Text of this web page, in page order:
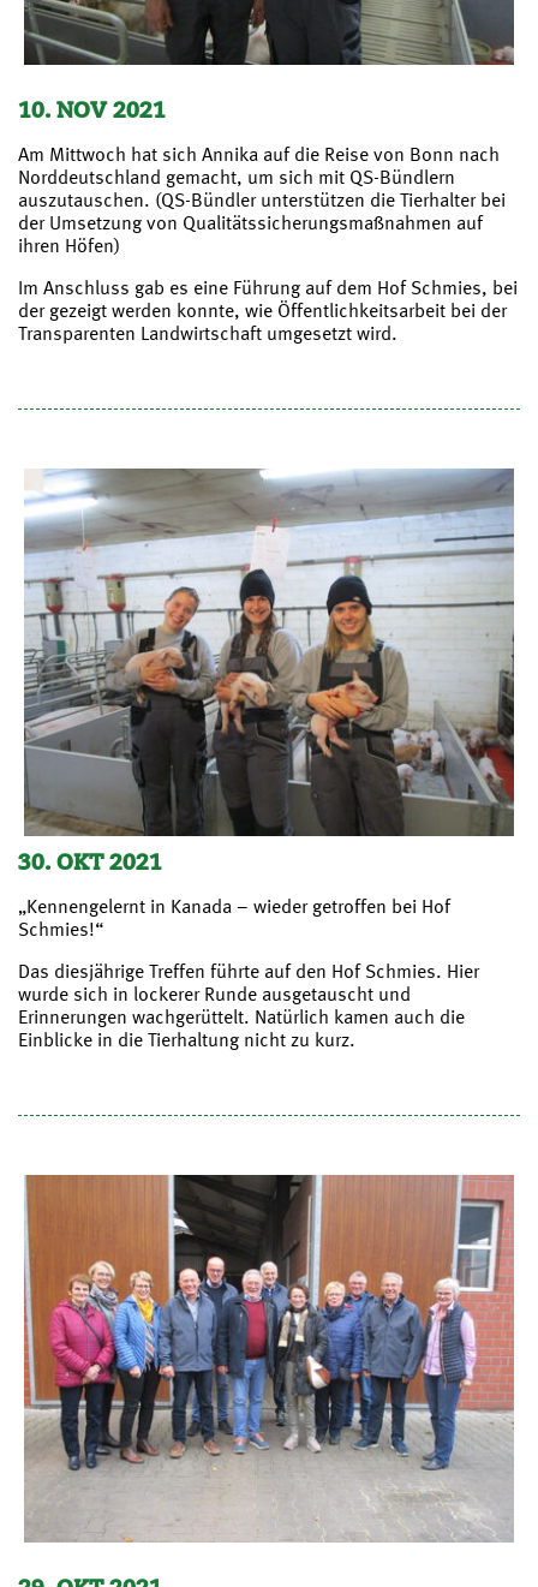
10. NOV 2021
Am Mittwoch hat sich Annika auf die Reise von Bonn nach
Norddeutschland gemacht, um sich mit QS-Bündlern
auszutauschen. (QS-Bündler unterstützen die Tierhalter bei
der Umsetzung von Qualitätssicherungsmaßnahmen auf
ihren Höfen)
Im Anschluss gab es eine Führung auf dem Hof Schmies, bei
der gezeigt werden konnte, wie Öffentlichkeitsarbeit bei der
Transparenten Landwirtschaft umgesetzt wird.
30. OKT 2021
„Kennengelernt in Kanada – wieder getroffen bei Hof
Schmies!“
Das diesjährige Treffen führte auf den Hof Schmies. Hier
wurde sich in lockerer Runde ausgetauscht und
Erinnerungen wachgerüttelt. Natürlich kamen auch die
Einblicke in die Tierhaltung nicht zu kurz.